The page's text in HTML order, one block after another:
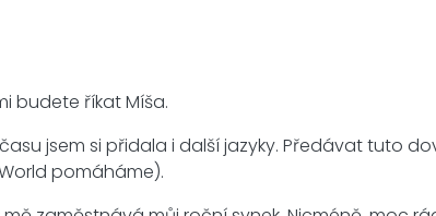
budete říkat Míša.
jsem si přidala i další jazyky. Předávat tuto
pomáháme).